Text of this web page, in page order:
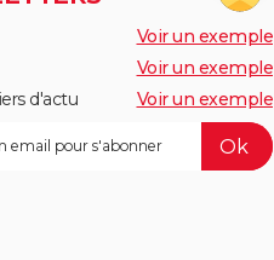
Voir un exemple
Voir un exemple
d'actu
Voir un exemple